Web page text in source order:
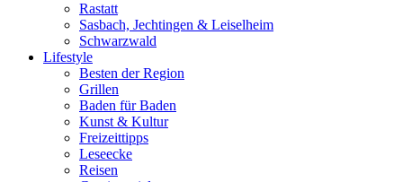
Rastatt
Sasbach, Jechtingen & Leiselheim
Schwarzwald
Lifestyle
Besten der Region
Grillen
Baden für Baden
Kunst & Kultur
Freizeittipps
Leseecke
Reisen